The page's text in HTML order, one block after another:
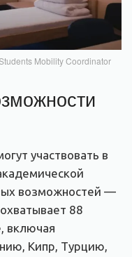
Mobility Coordinator
участвовать в
возможностей —
88
включая
Кипр, Турцию,